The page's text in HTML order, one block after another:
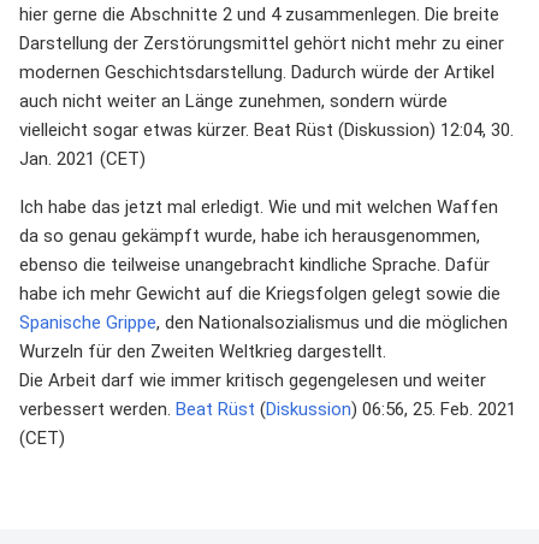
hier gerne die Abschnitte 2 und 4 zusammenlegen. Die breite
Darstellung der Zerstörungsmittel gehört nicht mehr zu einer
modernen Geschichtsdarstellung. Dadurch würde der Artikel
auch nicht weiter an Länge zunehmen, sondern würde
vielleicht sogar etwas kürzer. Beat Rüst (Diskussion) 12:04, 30.
Jan. 2021 (CET)
Ich habe das jetzt mal erledigt. Wie und mit welchen Waffen
da so genau gekämpft wurde, habe ich herausgenommen,
ebenso die teilweise unangebracht kindliche Sprache. Dafür
habe ich mehr Gewicht auf die Kriegsfolgen gelegt sowie die
Spanische Grippe, den Nationalsozialismus und die möglichen
Wurzeln für den Zweiten Weltkrieg dargestellt.
Die Arbeit darf wie immer kritisch gegengelesen und weiter
verbessert werden. Beat Rüst (Diskussion) 06:56, 25. Feb. 2021
(CET)